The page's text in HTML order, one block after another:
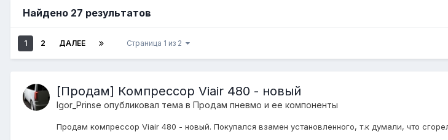
Найдено 27 результатов
1 2 ДАЛЕЕ Страница 1 из 2
[Продам] Компрессор Viair 480 - новый
Igor_Prinse опубликовал тема в Продам пневмо и ее компоненты
Продам компрессор Viair 480 - новый. Покупался взамен установленного, т.к думали, что